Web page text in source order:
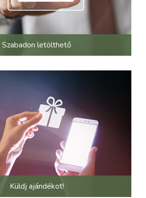
Szabadon letölthető
Küldj ajándékot!